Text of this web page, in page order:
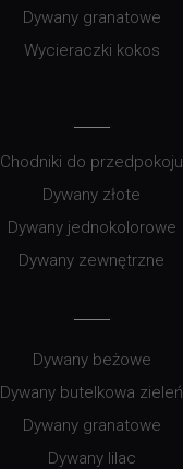
Dywany granatowe
Wycieraczki kokos
Chodniki do przedpokoju
Dywany złote
Dywany jednokolorowe
Dywany zewnętrzne
Dywany beżowe
Dywany butelkowa zieleń
Dywany granatowe
Dywany lilac